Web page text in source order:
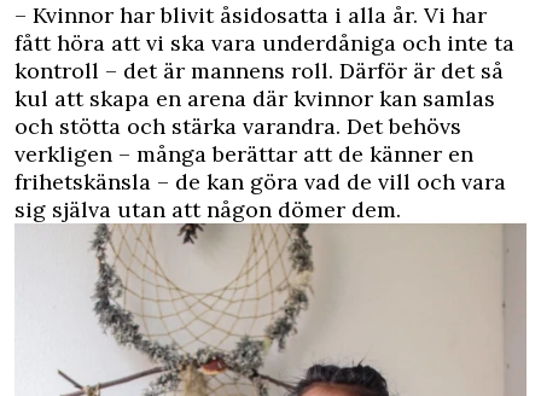
– Kvinnor har blivit åsidosatta i alla år. Vi har
fått höra att vi ska vara underdåniga och inte ta
kontroll – det är mannens roll. Därför är det så
kul att skapa en arena där kvinnor kan samlas
och stötta och stärka varandra. Det behövs
verkligen – många berättar att de känner en
frihetskänsla – de kan göra vad de vill och vara
sig själva utan att någon dömer dem.